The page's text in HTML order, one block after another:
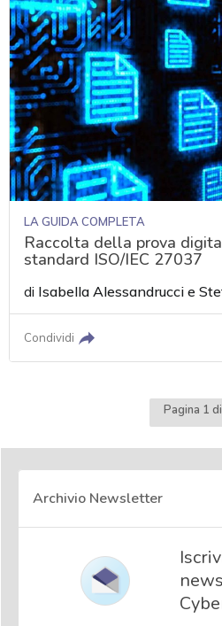
LA GUIDA COMPLETA
Raccolta della prova
standard ISO/IEC 27037
di Isabella Alessandrucci e
Condividi
Pagina 1
Archivio Newsletter